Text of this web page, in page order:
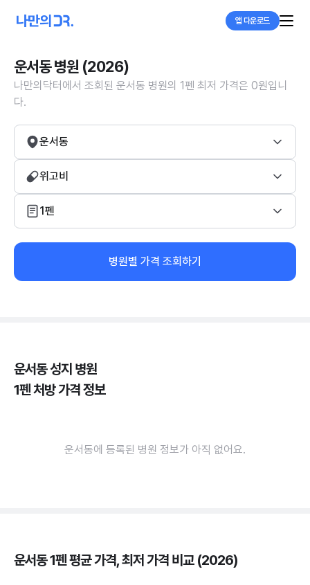
앱 다운로드
운서동 병원 (2026)
나만의닥터에서 조회된 운서동 병원의 1펜 최저 가격은 0원입니
다.
운서동
위고비
1펜
병원별 가격 조회하기
운서동 성지 병원
1펜 처방 가격 정보
운서동에 등록된 병원 정보가 아직 없어요.
운서동 1펜 평균 가격, 최저 가격 비교 (2026)